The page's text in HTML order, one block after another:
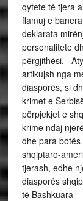
qytete të tjera
flamuj e
deklarata
personalitete
përgjithësi.
artikujsh nga
diasporës, si
krimet e
përpjekjet e
krime ndaj
dhe para
shqiptaro-
tjerash, edhe
diasporës
të Bashkuara